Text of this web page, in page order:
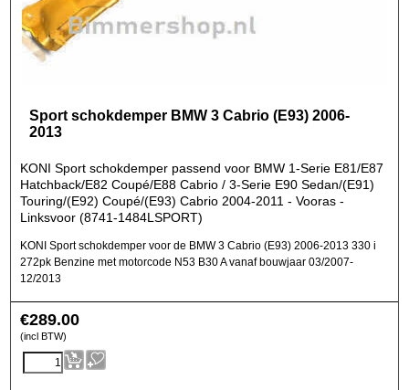
Sport schokdemper BMW 3 Cabrio (E93) 2006-
2013
KONI Sport schokdemper passend voor BMW 1-Serie E81/E87
Hatchback/E82 Coupé/E88 Cabrio / 3-Serie E90 Sedan/(E91)
Touring/(E92) Coupé/(E93) Cabrio 2004-2011 - Vooras -
Linksvoor (8741-1484LSPORT)
KONI Sport schokdemper voor de BMW 3 Cabrio (E93) 2006-2013 330 i
272pk Benzine met motorcode N53 B30 A vanaf bouwjaar 03/2007-
12/2013
€289.00
(incl BTW)